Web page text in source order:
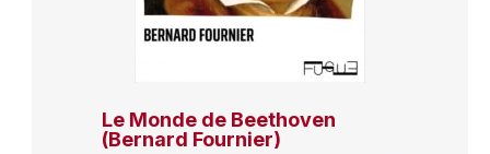
Le Monde de Beethoven
(Bernard Fournier)